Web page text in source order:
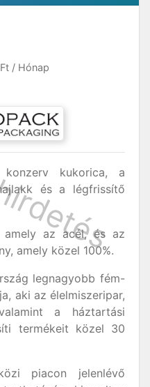
/ Hónap
kukorica, a
és a légfrissítő
amely az acél, és az
amely közel 100%.
legnagyobb fém-
aki az élelmiszeripar,
a háztartási
termékeit közel 30
piacon jelenlévő